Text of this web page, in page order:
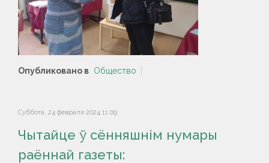
Опубликовано в Общество
Суббота, 24 февраля 2024 11:09
Чытайце ў сённяшнім нумары
раённай газеты: